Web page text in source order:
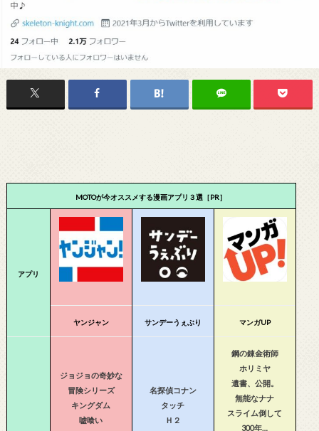
MOTOが今オススメする漫画アプリ３選［PR］
アプリ
ヤンジャン サンデーうぇぶり マンガUP
ジョジョの奇妙な
冒険シリーズ
キングダム
嘘喰い
名探偵コナン
タッチ
Ｈ２
鋼の錬金術師
ホリミヤ
遺書、公開。
無能なナナ
スライム倒して
300年…